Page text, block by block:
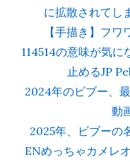
に拡散されてし
【手描き】フワ
114514の意味が気に
止めるJP
2024年のビブー、
動
2025年、ビブーの
ENめっちゃカメレ